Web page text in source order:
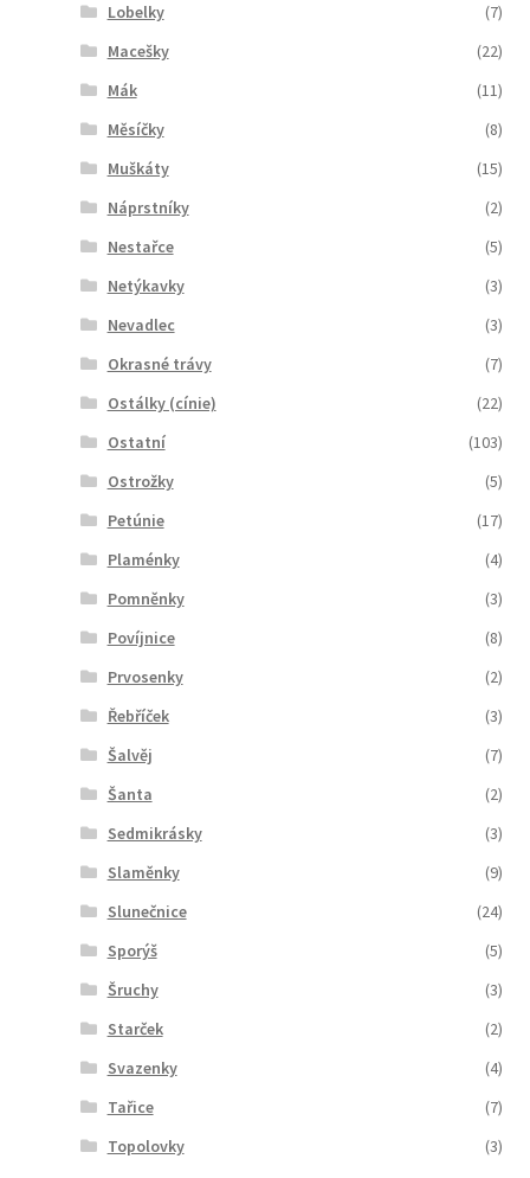
Lobelky
(7)
Macešky
(22)
Mák
(11)
Měsíčky
(8)
Muškáty
(15)
Náprstníky
(2)
Nestařce
(5)
Netýkavky
(3)
Nevadlec
(3)
Okrasné trávy
(7)
Ostálky (cínie)
(22)
Ostatní
(103)
Ostrožky
(5)
Petúnie
(17)
Plaménky
(4)
Pomněnky
(3)
Povíjnice
(8)
Prvosenky
(2)
Řebříček
(3)
Šalvěj
(7)
Šanta
(2)
Sedmikrásky
(3)
Slaměnky
(9)
Slunečnice
(24)
Sporýš
(5)
Šruchy
(3)
Starček
(2)
Svazenky
(4)
Tařice
(7)
Topolovky
(3)